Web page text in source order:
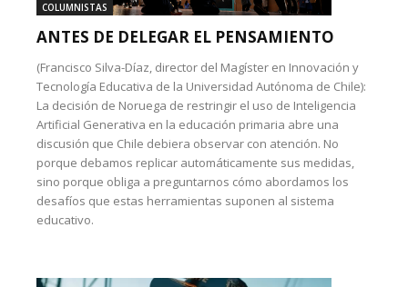
COLUMNISTAS
ANTES DE DELEGAR EL PENSAMIENTO
(Francisco Silva-Díaz, director del Magíster en Innovación y
Tecnología Educativa de la Universidad Autónoma de Chile):
La decisión de Noruega de restringir el uso de Inteligencia
Artificial Generativa en la educación primaria abre una
discusión que Chile debiera observar con atención. No
porque debamos replicar automáticamente sus medidas,
sino porque obliga a preguntarnos cómo abordamos los
desafíos que estas herramientas suponen al sistema
educativo.